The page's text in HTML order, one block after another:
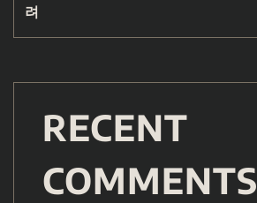
려
RECENT
COMMENTS